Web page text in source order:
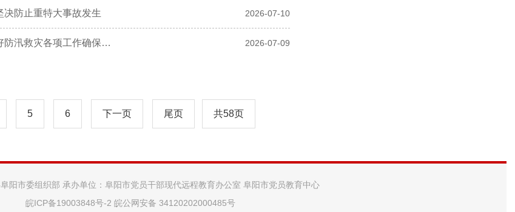
决防止重特大事故发生 2026-07-10
省委常委会会议强调 深入学习贯彻习近平总书记重要指示精神 做好防汛救灾各项工作确保人民群众生命财产安全 2026-07-09
5 6 下一页 尾页 共58页
阳市委组织部 承办单位：阜阳市党员干部现代远程教育办公室 阜阳市党员教育中心
皖ICP备19003848号-2 皖公网安备 34120202000485号